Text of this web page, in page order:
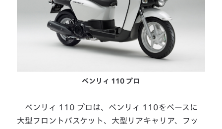
ベンリィ 110 プロ
ベンリィ 110 プロは、ベンリィ 110をベースに
大型フロントバスケット、大型リアキャリア、フッ